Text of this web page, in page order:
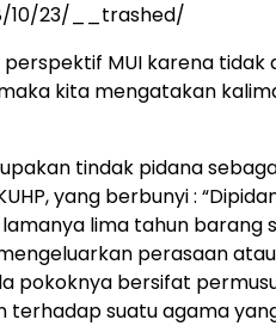
10/23/__trashed/
MUI karena tidak
maka kita mengatakan
tindak pidana
yang berbunyi :
lima tahun barang
perasaan atau
pokoknya bersifat
terhadap suatu agama